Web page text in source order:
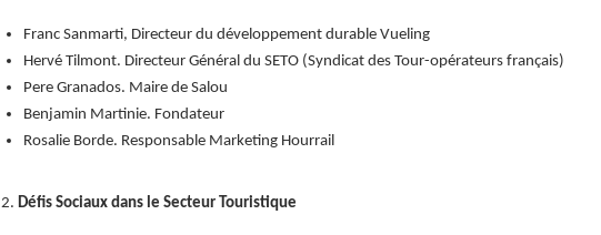
Franc Sanmarti, Directeur du développement durable Vueling
Hervé Tilmont. Directeur Général du SETO (Syndicat des Tour-opérateurs français)
Pere Granados. Maire de Salou
Benjamin Martinie. Fondateur
Rosalie Borde. Responsable Marketing Hourrail
2. Défis Sociaux dans le Secteur Touristique